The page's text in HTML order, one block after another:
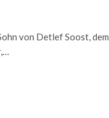
von Detlef Soost, dem